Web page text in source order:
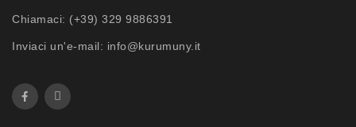
Chiamaci: (+39) 329 9886391
Inviaci un'e-mail: info@kurumuny.it